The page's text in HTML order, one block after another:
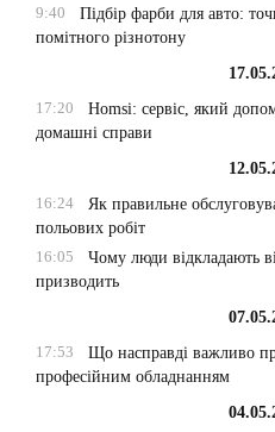
9:40
Підбір фарби для авто:
помітного різнотону
17:20
Homsi: сервіс, який
домашні справи
16:24
Як правильне
польових робіт
16:05
Чому люди відкладають
призводить
17:53
Що насправді важливо
професійним обладнанням